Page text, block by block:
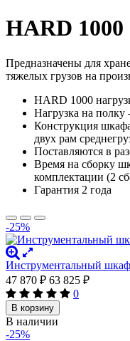
HARD 1000
Предназначены для
тяжелых грузов на
HARD 1000
Нагрузка на
Конструкция
двух рам
Поставляются в
Время на сборку
комплектации (2
Гарантия 2 года
-25%
Инструментальный
47 870 ₽ 63 825 ₽
0
В корзину
В наличии
-25%